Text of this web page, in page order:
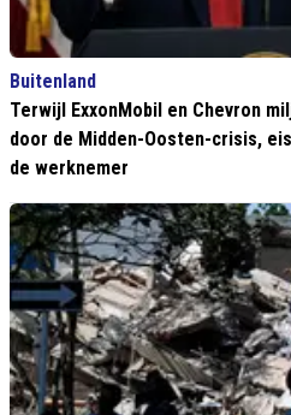
Buitenland
Terwijl ExxonMobil en Chevron
door de Midden-Oosten-crisis,
de werknemer